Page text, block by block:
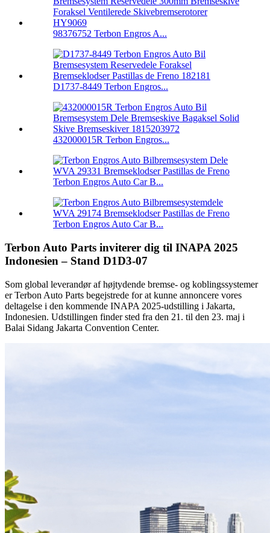
98376752 Terbon Engros A...
D1737-8449 Terbon Engros...
432000015R Terbon Engros...
Terbon Engros Auto Car B...
Terbon Engros Auto Car B...
Terbon Auto Parts inviterer dig til INAPA 2025
Indonesien – Stand D1D3-07
Som global leverandør af højtydende bremse- og koblingssystemer
er Terbon Auto Parts begejstrede for at kunne annoncere vores
deltagelse i den kommende INAPA 2025-udstilling i Jakarta,
Indonesien. Udstillingen finder sted fra den 21. til den 23. maj i
Balai Sidang Jakarta Convention Center.